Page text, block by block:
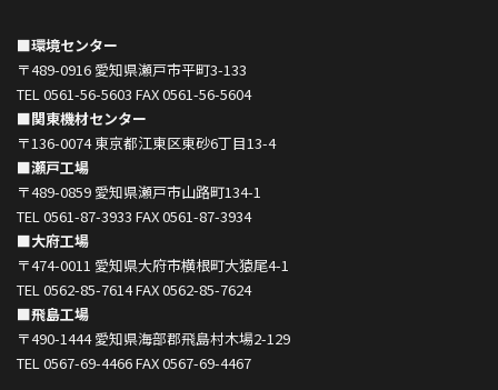
■環境センター
〒489-0916 愛知県瀬戸市平町3-133
TEL 0561-56-5603 FAX 0561-56-5604
■関東機材センター
〒136-0074 東京都江東区東砂6丁目13-4
■瀬戸工場
〒489-0859 愛知県瀬戸市山路町134-1
TEL 0561-87-3933 FAX 0561-87-3934
■大府工場
〒474-0011 愛知県大府市横根町大猿尾4-1
TEL 0562-85-7614 FAX 0562-85-7624
■飛島工場
〒490-1444 愛知県海部郡飛島村木場2-129
TEL 0567-69-4466 FAX 0567-69-4467